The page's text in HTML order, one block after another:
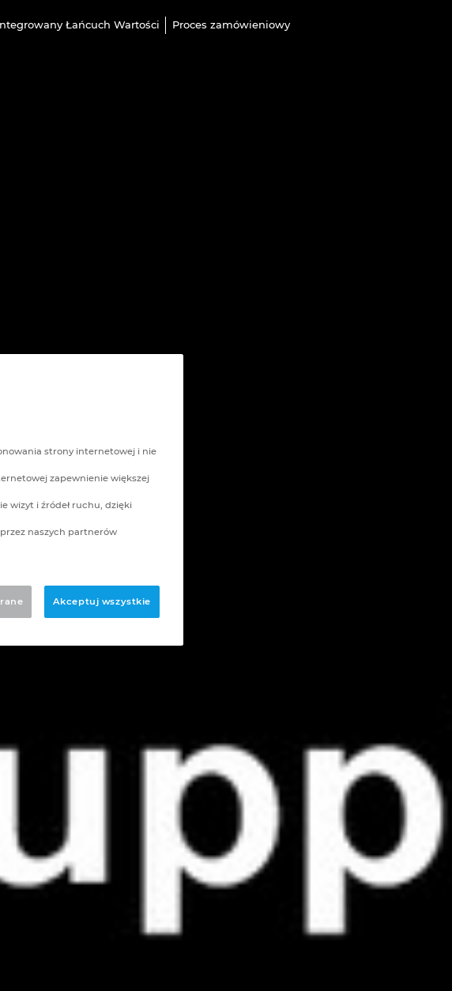
Łańcuch Wartości Proces zamówieniowy
strony internetowej i nie
zapewnienie większej
wizyt i źródeł ruchu, dzięki
naszych partnerów
Akceptuj wszystkie